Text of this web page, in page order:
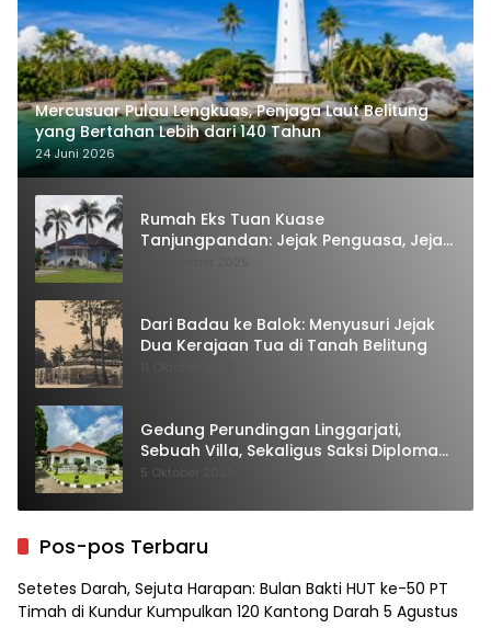
Mercusuar Pulau Lengkuas, Penjaga Laut Belitung
yang Bertahan Lebih dari 140 Tahun
24 Juni 2026
Rumah Eks Tuan Kuase
Tanjungpandan: Jejak Penguasa, Jejak
Dari Badau ke Balok: Menyusuri Jejak
Dua Kerajaan Tua di Tanah Belitung
Gedung Perundingan Linggarjati,
Sebuah Villa, Sekaligus Saksi Diplomasi
yang Mengubah Arah Bangsa
5 Oktober 2025
Pos-pos Terbaru
Setetes Darah, Sejuta Harapan: Bulan Bakti HUT ke-50 PT
Timah di Kundur Kumpulkan 120 Kantong Darah 5 Agustus